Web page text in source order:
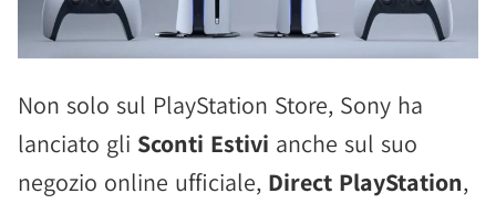
Non solo sul PlayStation Store, Sony ha
lanciato gli Sconti Estivi anche sul suo
negozio online ufficiale, Direct PlayStation,